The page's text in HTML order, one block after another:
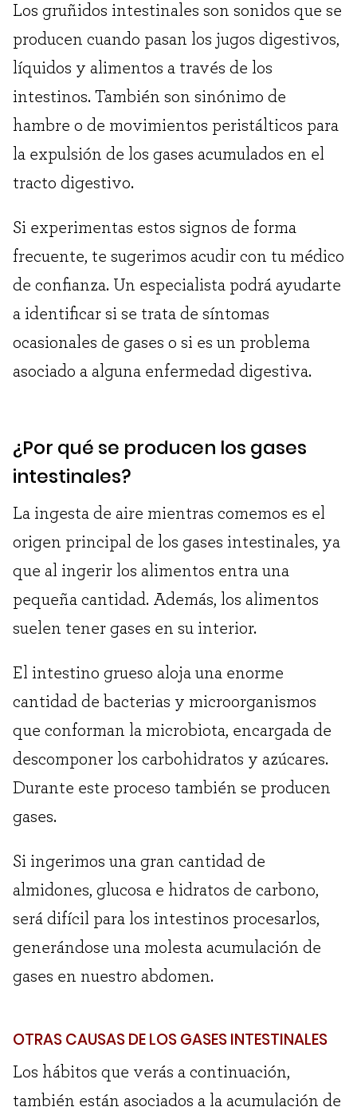
Los gruñidos intestinales son sonidos que se
producen cuando pasan los jugos digestivos,
líquidos y alimentos a través de los
intestinos. También son sinónimo de
hambre o de movimientos peristálticos para
la expulsión de los gases acumulados en el
tracto digestivo.
Si experimentas estos signos de forma
frecuente, te sugerimos acudir con tu médico
de confianza. Un especialista podrá ayudarte
a identificar si se trata de síntomas
ocasionales de gases o si es un problema
asociado a alguna enfermedad digestiva.
¿Por qué se producen los gases
intestinales?
La ingesta de aire mientras comemos es el
origen principal de los gases intestinales, ya
que al ingerir los alimentos entra una
pequeña cantidad. Además, los alimentos
suelen tener gases en su interior.
El intestino grueso aloja una enorme
cantidad de bacterias y microorganismos
que conforman la microbiota, encargada de
descomponer los carbohidratos y azúcares.
Durante este proceso también se producen
gases.
Si ingerimos una gran cantidad de
almidones, glucosa e hidratos de carbono,
será difícil para los intestinos procesarlos,
generándose una molesta acumulación de
gases en nuestro abdomen.
OTRAS CAUSAS DE LOS GASES INTESTINALES
Los hábitos que verás a continuación,
también están asociados a la acumulación de